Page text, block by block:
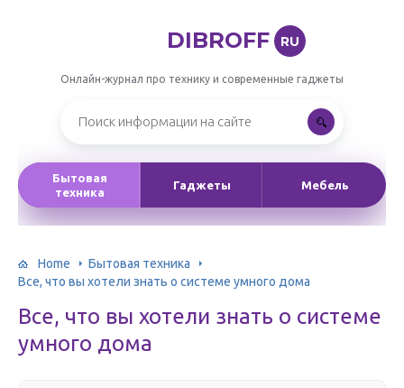
DIBROFF RU
Онлайн-журнал про технику и современные гаджеты
Бытовая
техника
Гаджеты Мебель
Home
Бытовая техника
Все, что вы хотели знать о системе умного дома
Все, что вы хотели знать о системе
умного дома